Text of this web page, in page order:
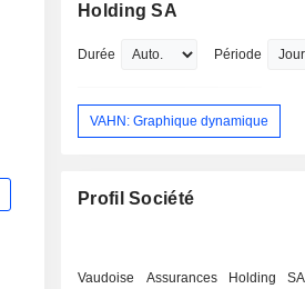
Holding SA
Durée Période
VAHN: Graphique dynamique
Profil Société
Vaudoise Assurances Holding